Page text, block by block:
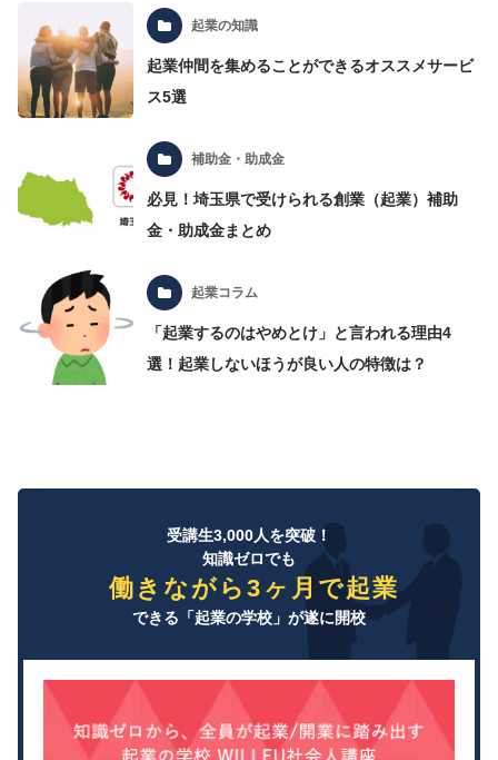
起業の知識
起業仲間を集めることができるオススメサービ
ス5選
補助金・助成金
必見！埼玉県で受けられる創業（起業）補助
金・助成金まとめ
起業コラム
「起業するのはやめとけ」と言われる理由4
選！起業しないほうが良い人の特徴は？
受講生3,000人を突破！
知識ゼロでも
働きながら3ヶ月で起業
できる「起業の学校」が遂に開校